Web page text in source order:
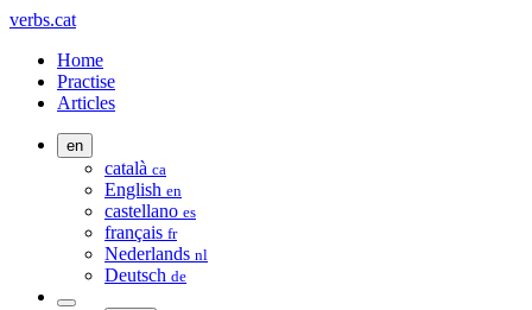
verbs.cat
Home
Practise
Articles
en
català ca
English en
castellano es
français fr
Nederlands nl
Deutsch de